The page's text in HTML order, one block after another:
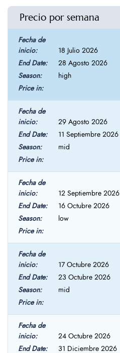
Precio por semana
18 Julio 2026
28 Agosto 2026
high
29 Agosto 2026
11 Septiembre 2026
mid
12 Septiembre 2026
16 Octubre 2026
low
17 Octubre 2026
23 Octubre 2026
mid
24 Octubre 2026
31 Diciembre 2026